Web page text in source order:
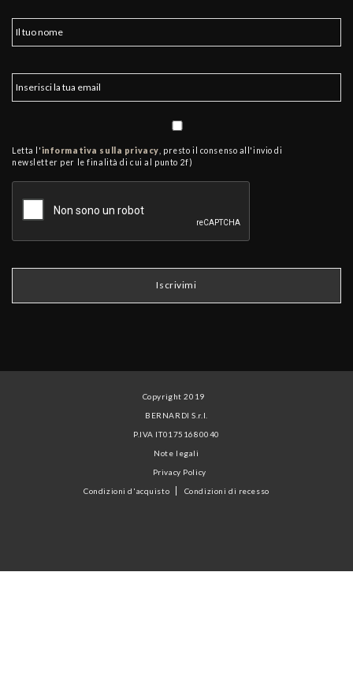
Letta l'informativa sulla privacy , presto il consenso all'invio di
newsletter per le finalità di cui al punto 2f)
Copyright 2019
BERNARDI S.r.l.
P.IVA IT01751680040
Note legali
Privacy Policy
Condizioni d'acquisto
Condizioni di recesso